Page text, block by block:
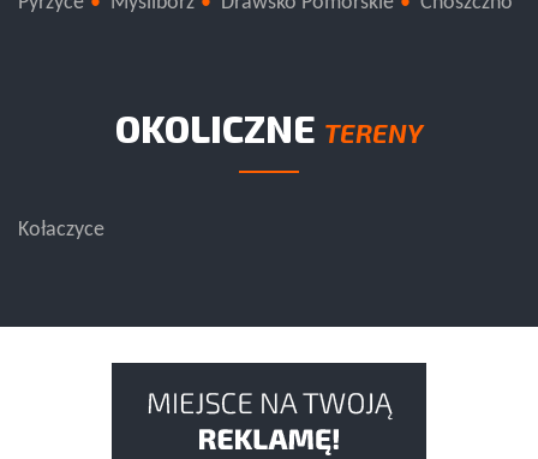
Pyrzyce
Myślibórz Drawsko Pomorskie Choszczno
OKOLICZNE TERENY
Kołaczyce